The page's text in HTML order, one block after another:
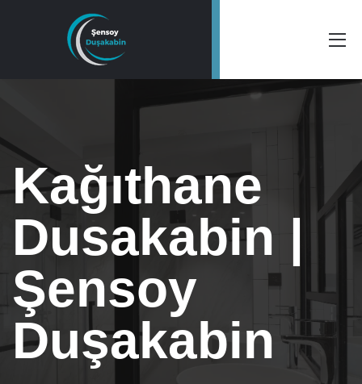
Kağıthane
Dusakabin |
Şensoy
Duşakabin